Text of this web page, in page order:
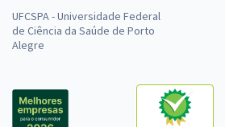
UFCSPA - Universidade Federal
de Ciência da Saúde de Porto
Alegre